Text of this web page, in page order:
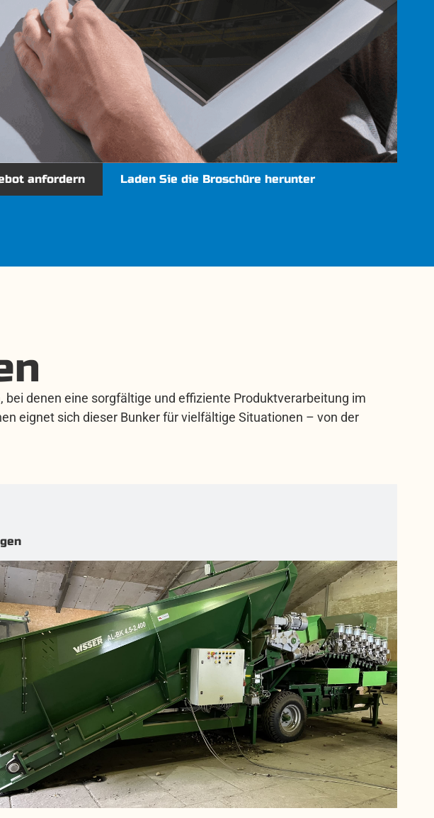
anfordern Laden Sie die Broschüre herunter
denen eine sorgfältige und effiziente Produktverarbeitung im
eignet sich dieser Bunker für vielfältige Situationen – von der